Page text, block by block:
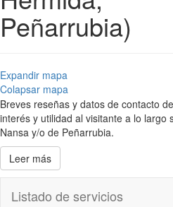
Peñarrubia)
Expandir mapa
Colapsar mapa
Breves reseñas y datos de contacto
interés y utilidad al visitante a lo largo
Nansa y/o de Peñarrubia.
Leer más
Listado de servicios